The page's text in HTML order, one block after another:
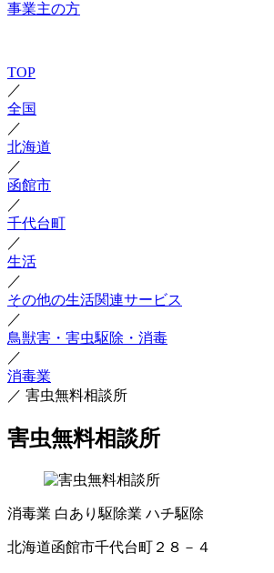
事業主の方
TOP
／
全国
／
北海道
／
函館市
／
千代台町
／
生活
／
その他の生活関連サービス
／
鳥獣害・害虫駆除・消毒
／
消毒業
／ 害虫無料相談所
害虫無料相談所
消毒業 白あり駆除業 ハチ駆除
北海道函館市千代台町２８－４